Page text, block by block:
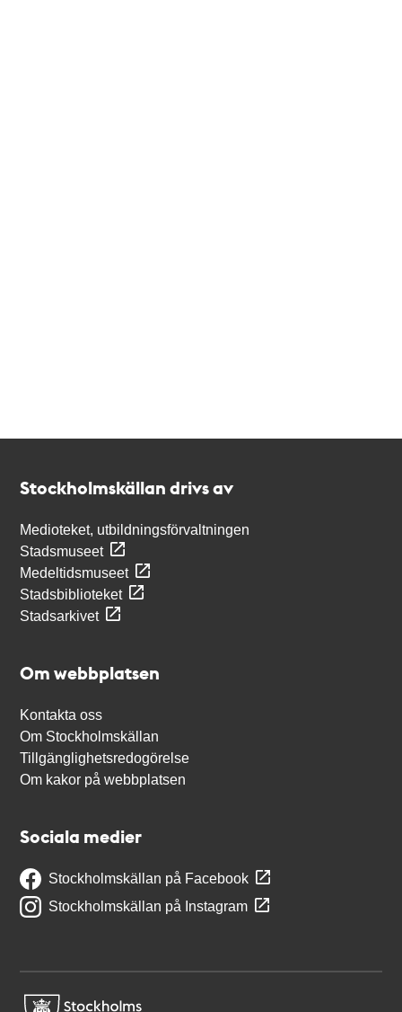
Stockholmskällan drivs av
Medioteket, utbildningsförvaltningen
Stadsmuseet
Medeltidsmuseet
Stadsbiblioteket
Stadsarkivet
Om webbplatsen
Kontakta oss
Om Stockholmskällan
Tillgänglighetsredogörelse
Om kakor på webbplatsen
Sociala medier
Stockholmskällan på Facebook
Stockholmskällan på Instagram